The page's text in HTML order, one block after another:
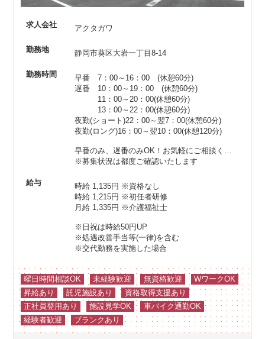
求人会社 アクタガワ
勤務地 静岡市葵区大岩一丁目8-14
勤務時間
早番 7：00～16：00 (休憩60分)
遅番 10：00～19：00 (休憩60分)
11：00～20：00(休憩60分)
13：00～22：00(休憩60分)
夜勤(ショート)22：00～翌7：00(休憩60分)
夜勤(ロング)16：00～翌10：00(休憩120分)
早番のみ、遅番のみOK！お気軽にご相談ください♪
※募集状況は都度ご確認いたします
給与 時給 1,135円 ※資格なし
時給 1,215円 ※初任者研修
月給 1,335円 ※介護福祉士
※日祝は時給50円UP
※処遇改善手当等(一律)を含む
※交代勤務を実施した場合
曜日時間相談OK 未経験歓迎 無資格歓迎
WワークOK
昇給あり
託児施設あり
資格取得支援あり
正社員登用あり
施設見学OK
車バイク通勤OK
経験者歓迎
ブランクあり